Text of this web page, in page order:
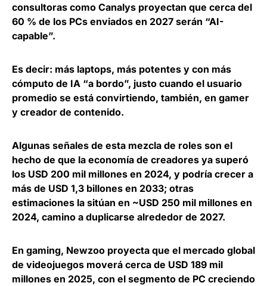
consultoras como Canalys proyectan que cerca del
60 % de los PCs enviados en 2027 serán “AI-
capable”.
Es decir: más laptops, más potentes y con más
cómputo de IA “a bordo”, justo cuando el usuario
promedio se está convirtiendo, también, en gamer
y creador de contenido.
Algunas señales de esta mezcla de roles son el
hecho de que la economía de creadores ya superó
los USD 200 mil millones en 2024, y podría crecer a
más de USD 1,3 billones en 2033; otras
estimaciones la sitúan en ~USD 250 mil millones en
2024, camino a duplicarse alrededor de 2027.
En gaming, Newzoo proyecta que el mercado global
de videojuegos moverá cerca de USD 189 mil
millones en 2025, con el segmento de PC creciendo